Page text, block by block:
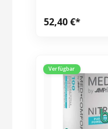
52,40 €*
Verfügbar